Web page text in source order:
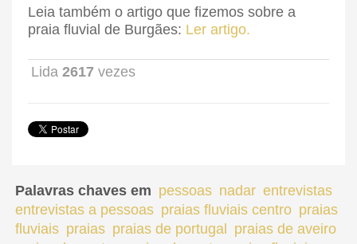
Leia também o artigo que fizemos sobre a
praia fluvial de Burgães: Ler artigo.
Lida 2617 vezes
Palavras chaves em pessoas nadar entrevistas
entrevistas a pessoas praias fluviais centro praias
fluviais praias praias de portugal
praias de aveiro